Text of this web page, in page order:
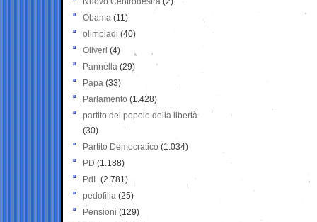
Obama (11)
olimpiadi (40)
Oliveri (4)
Pannella (29)
Papa (33)
Parlamento (1.428)
partito del popolo della libertà
(30)
Partito Democratico (1.034)
PD (1.188)
PdL (2.781)
pedofilia (25)
Pensioni (129)